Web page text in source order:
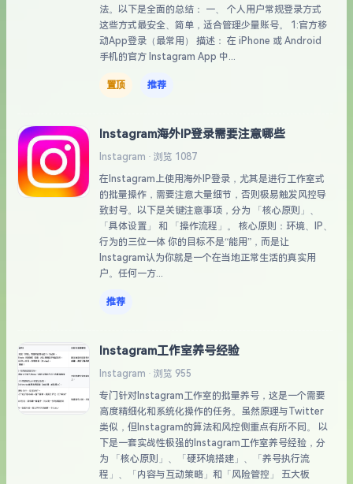
法。以下是全面的总结： 一、 个人用户常规登录方式
这些方式最安全、简单，适合管理少量账号。 1:官方移
动App登录（最常用） 描述： 在 iPhone 或 Android
手机的官方 Instagram App 中...
置顶 推荐
Instagram海外IP登录需要注意哪些
Instagram · 浏览 1087
在Instagram上使用海外IP登录，尤其是进行工作室式
的批量操作，需要注意大量细节，否则极易触发风控导
致封号。以下是关键注意事项，分为 「核心原则」、
「具体设置」 和 「操作流程」。 核心原则：环境、IP、
行为的三位一体 你的目标不是“能用”，而是让
Instagram认为你就是一个在当地正常生活的真实用
户。任何一方...
推荐
Instagram工作室养号经验
Instagram · 浏览 955
专门针对Instagram工作室的批量养号，这是一个需要
高度精细化和系统化操作的任务。虽然原理与Twitter
类似，但Instagram的算法和风控侧重点有所不同。 以
下是一套实战性极强的Instagram工作室养号经验，分
为 「核心原则」、「硬环境搭建」、「养号执行流
程」、「内容与互动策略」和「风险管控」 五大板